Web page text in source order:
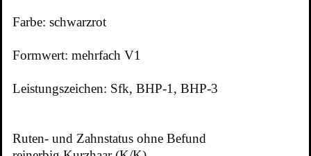
Farbe: schwarzrot
Formwert: mehrfach V1
Leistungszeichen: Sfk, BHP-1, BHP-3
Ruten- und Zahnstatus ohne Befund